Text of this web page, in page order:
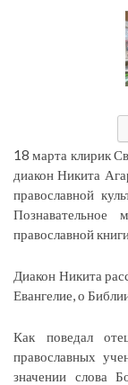
18 марта клирик
диакон Никита
православной
православной
Диакон Никита
Евангелие, о
Как поведал
православных
значении слова